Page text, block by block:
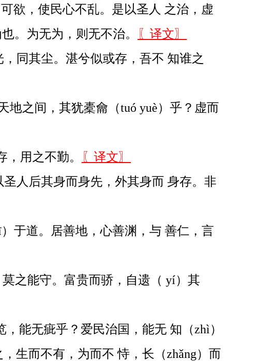
欲，使民心不乱。是以圣人 之治，虚
。为无为，则无不治。
〖译文〗
同其尘。湛兮似或存，吾不 知谁之
地之间，其犹橐龠（tuó yuè）乎？虚而
用之不勤。
〖译文〗
人后其身而身先，外其身而 身存。非
于道。居善地，心善渊，与 善仁，言
之能守。富贵而骄，自遗（ yí）其
能无疵乎？爱民治国，能无 知（zhì）
生而不有，为而不 恃，长（zhǎng）而